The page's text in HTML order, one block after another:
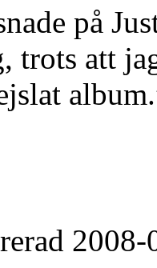
på
trots att
2008-